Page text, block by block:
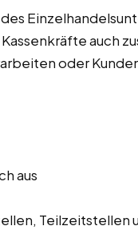
auch
oder
aus
Teilzeitstellen